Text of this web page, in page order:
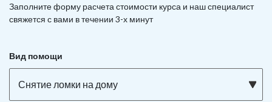
Заполните форму расчета стоимости курса и наш специалист
свяжется с вами в течении 3-х минут
Вид помощи
Снятие ломки на дому